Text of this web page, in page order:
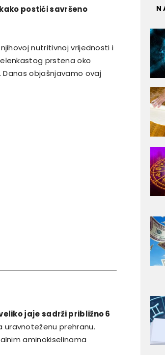
postići savršeno
nutritivnoj vrijednosti i
prstena oko
objašnjavamo ovaj
jaje sadrži približno 6
uravnoteženu prehranu.
aminokiselinama